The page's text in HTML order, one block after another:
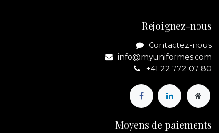
Rejoignez-nous
Contactez-nous
info@myuniformes.com
+41 22 772 07 80
Moyens de paiements